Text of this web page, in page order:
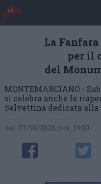
La
per il
del
MONTEMARCIANO -
si celebra anche la
Selvettina dedicata
del 07/10/2025, ore 19:00